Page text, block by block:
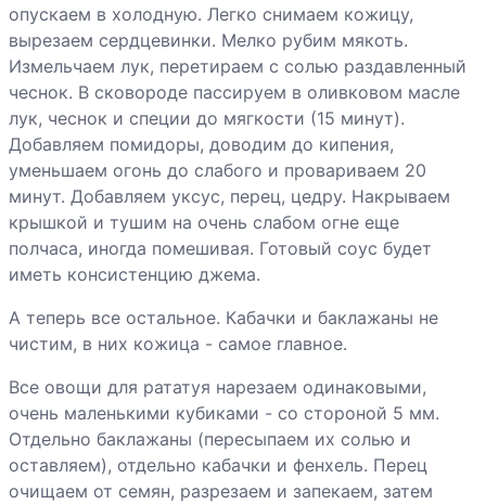
Помидоры
фаршированные
грибами
Постные
голубцы с
рисом и
морковью
Рагу из свеклы
с черносливом
Рататуй
Рататуй
пестрый
Рататуй винный
опускаем в холодную. Легко снимаем кожицу,
вырезаем сердцевинки. Мелко рубим мякоть.
Измельчаем лук, перетираем с солью раздавленный
чеснок. В сковороде пассируем в оливковом масле
лук, чеснок и специи до мягкости (15 минут).
Добавляем помидоры, доводим до кипения,
уменьшаем огонь до слабого и провариваем 20
минут. Добавляем уксус, перец, цедру. Накрываем
крышкой и тушим на очень слабом огне еще
полчаса, иногда помешивая. Готовый соус будет
иметь консистенцию джема.
А теперь все остальное. Кабачки и баклажаны не
чистим, в них кожица - самое главное.
Все овощи для рататуя нарезаем одинаковыми,
очень маленькими кубиками - со стороной 5 мм.
Отдельно баклажаны (пересыпаем их солью и
оставляем), отдельно кабачки и фенхель. Перец
очищаем от семян, разрезаем и запекаем, затем